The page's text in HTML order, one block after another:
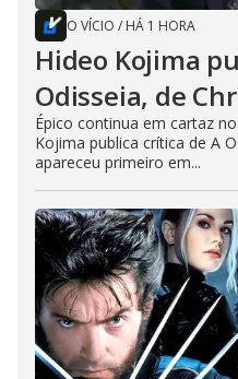
O VÍCIO / HÁ 1 HORA
Hideo Kojima
Odisseia, de
Épico continua em cartaz
Kojima publica crítica de A
apareceu primeiro em...